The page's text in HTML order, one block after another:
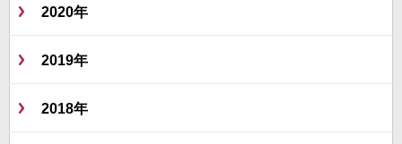
2020年
2019年
2018年